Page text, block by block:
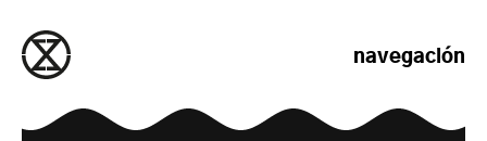
navegación